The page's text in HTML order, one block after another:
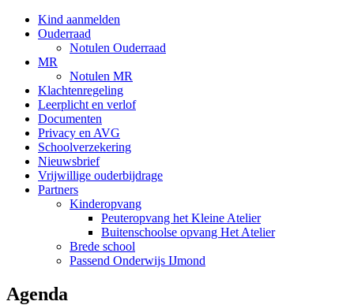
Kind aanmelden
Ouderraad
Notulen Ouderraad
MR
Notulen MR
Klachtenregeling
Leerplicht en verlof
Documenten
Privacy en AVG
Schoolverzekering
Nieuwsbrief
Vrijwillige ouderbijdrage
Partners
Kinderopvang
Peuteropvang het Kleine Atelier
Buitenschoolse opvang Het Atelier
Brede school
Passend Onderwijs IJmond
Agenda